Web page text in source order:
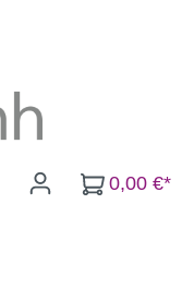
0,00 €*